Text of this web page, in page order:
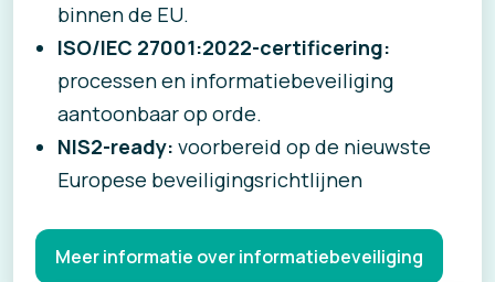
binnen de EU.
ISO/IEC 27001:2022-certificering:
processen en informatiebeveiliging
aantoonbaar op orde.
NIS2-ready: voorbereid op de nieuwste
Europese beveiligingsrichtlijnen
Meer informatie over informatiebeveiliging